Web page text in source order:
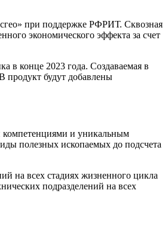
при поддержке РФРИТ. Сквозная
экономического эффекта за счет
конце 2023 года. Создаваемая в
будут добавлены
компетенциями и уникальным
полезных ископаемых до подсчета
на всех стадиях жизненного цикла
подразделений на всех